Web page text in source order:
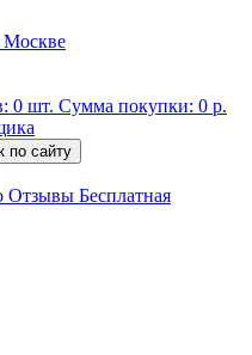
Москве
0 шт. Сумма покупки: 0 р.
Отзывы Бесплатная